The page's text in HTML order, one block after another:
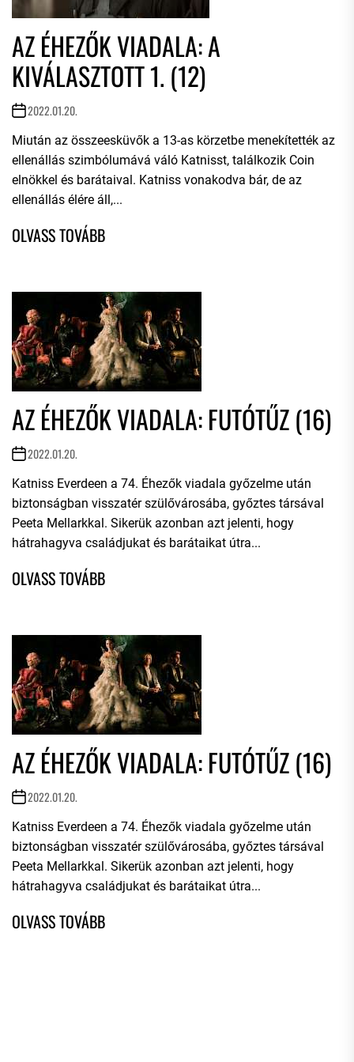
AZ ÉHEZŐK VIADALA: A
KIVÁLASZTOTT 1. (12)
2022.01.20.
Miután az összeesküvők a 13-as körzetbe menekítették az
ellenállás szimbólumává váló Katnisst, találkozik Coin
elnökkel és barátaival. Katniss vonakodva bár, de az
ellenállás élére áll,...
AZ ÉHEZŐK VIADALA: FUTÓTŰZ (16)
2022.01.20.
Katniss Everdeen a 74. Éhezők viadala győzelme után
biztonságban visszatér szülővárosába, győztes társával
Peeta Mellarkkal. Sikerük azonban azt jelenti, hogy
hátrahagyva családjukat és barátaikat útra...
AZ ÉHEZŐK VIADALA: FUTÓTŰZ (16)
2022.01.20.
Katniss Everdeen a 74. Éhezők viadala győzelme után
biztonságban visszatér szülővárosába, győztes társával
Peeta Mellarkkal. Sikerük azonban azt jelenti, hogy
hátrahagyva családjukat és barátaikat útra...